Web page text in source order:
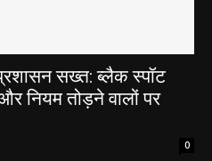
सख्त: ब्लैक स्पॉट
नियम तोड़ने वालों पर
0